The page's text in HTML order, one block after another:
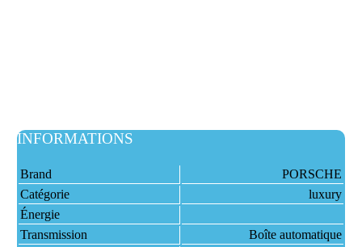
INFORMATIONS
Brand
PORSCHE
Catégorie
luxury
Énergie
Transmission
Boîte automatique